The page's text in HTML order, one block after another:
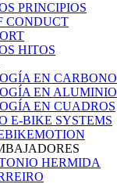
PRINCIPIOS
CONDUCT
HITOS
EN CARBONO
EN ALUMINIO
EN CUADROS
E-BIKE SYSTEMS
HERMIDA